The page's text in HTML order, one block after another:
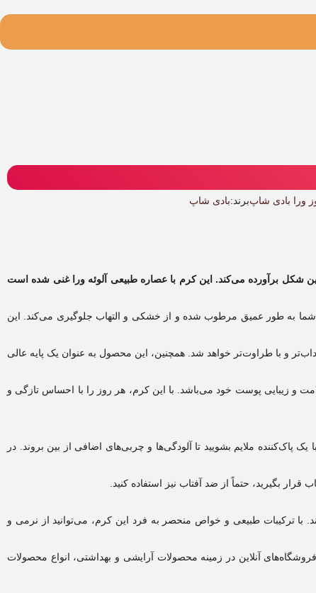
ورا بادی شاپبرند:بادی شاپ
شکل برآورده می‌کند. این کرم با عصاره طبیعی آلوئه ورا غنی شده است
به طور عمیق مرطوب شده و از خشکی و التهاب جلوگیری می‌کند. این
و با طراوت‌تر خواهد شد. همچنین، این محصول به عنوان یک پایه عالی
و زیبایی پوست خود می‌باشد. با این کرم، هر روز را با احساس تازگی و
پاک‌کننده ملایم بشویید تا آلودگی‌ها و چربی‌های اضافی از بین بروند. در
بگیرید، حتماً از ضد آفتاب نیز استفاده کنید.
ترکیبات طبیعی و خواص منحصر به فرد این کرم، می‌توانید از نرمی و
آنلاین در زمینه محصولات آرایشی و بهداشتی، انواع محصولات